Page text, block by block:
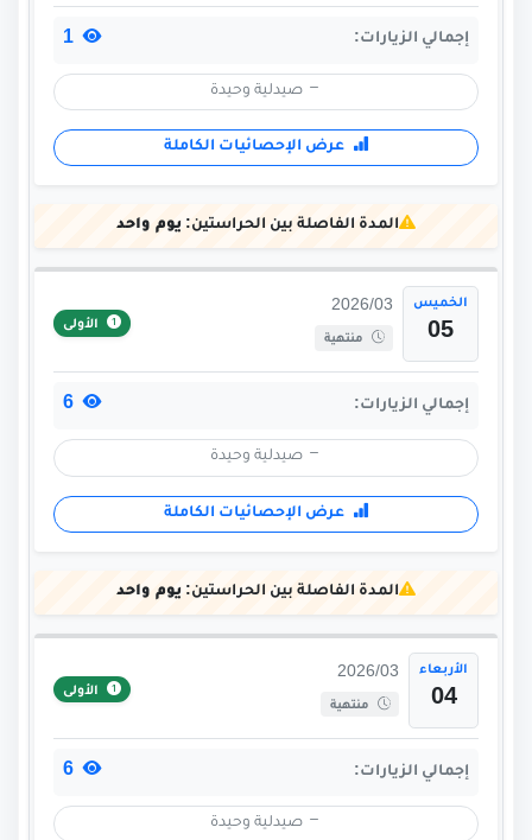
إجمالي الزيارات:
صيدلية وحيدة
عرض الإحصائيات الكاملة
المدة الفاصلة بين الحراستين: يوم واحد
الخميس
05
2026/03
منتهية
الأولى
إجمالي الزيارات:
صيدلية وحيدة
عرض الإحصائيات الكاملة
المدة الفاصلة بين الحراستين: يوم واحد
الأربعاء
04
2026/03
منتهية
الأولى
إجمالي الزيارات:
صيدلية وحيدة